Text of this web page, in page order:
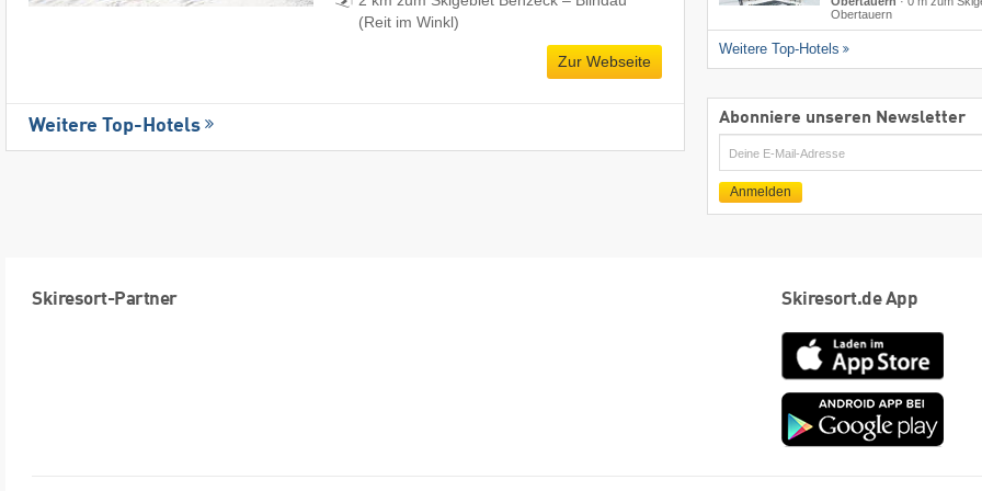
(Reit im Winkl)
Zur Webseite
Weitere Top-Hotels
Obertauern
Weitere Top-Hotels
Abonniere unseren Newsletter
E-
Mail
Anmelden
Skiresort-Partner Skiresort.de App
App
Store